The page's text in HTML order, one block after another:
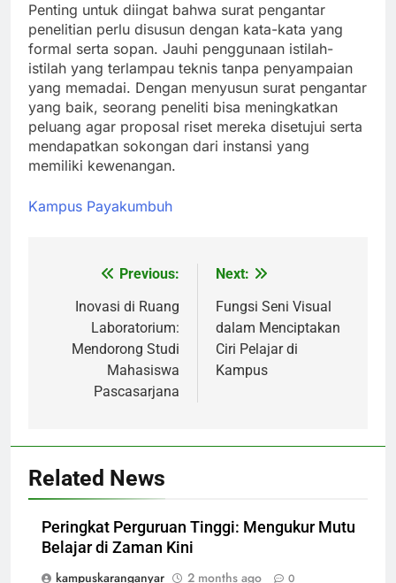
Penting untuk diingat bahwa surat pengantar
penelitian perlu disusun dengan kata-kata yang
formal serta sopan. Jauhi penggunaan istilah-
istilah yang terlampau teknis tanpa penyampaian
yang memadai. Dengan menyusun surat pengantar
yang baik, seorang peneliti bisa meningkatkan
peluang agar proposal riset mereka disetujui serta
mendapatkan sokongan dari instansi yang
memiliki kewenangan.
Kampus Payakumbuh
navigation
Previous:
Inovasi di Ruang
Laboratorium:
Mendorong Studi
Mahasiswa
Pascasarjana
Next:
Fungsi Seni Visual
dalam Menciptakan
Ciri Pelajar di
Kampus
Related News
Peringkat Perguruan Tinggi: Mengukur Mutu
Belajar di Zaman Kini
kampuskaranganyar
2 months ago 0